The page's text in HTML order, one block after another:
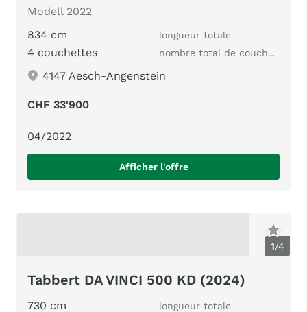
Modell 2022
834 cm
longueur totale
4 couchettes nombre total de couchages
4147 Aesch-Angenstein
CHF 33'900
04/2022
Afficher l'offre
1/4
Tabbert DA VINCI 500 KD (2024)
730 cm longueur totale